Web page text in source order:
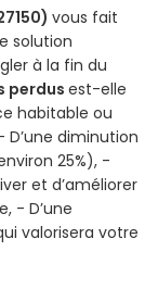
vous fait
solution
à la fin du
perdusest-elle
habitable ou
diminution
25%), -
et d’améliorer
- D’une
valorisera votre